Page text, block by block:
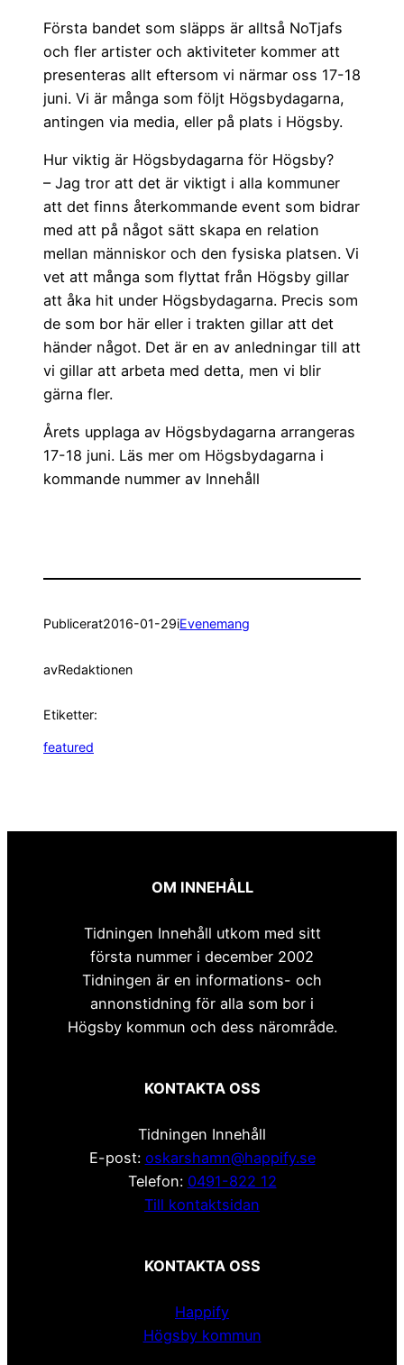
Första bandet som släpps är alltså NoTjafs
och fler artister och aktiviteter kommer att
presenteras allt eftersom vi närmar oss 17-18
juni. Vi är många som följt Högsbydagarna,
antingen via media, eller på plats i Högsby.
Hur viktig är Högsbydagarna för Högsby?
– Jag tror att det är viktigt i alla kommuner
att det finns återkommande event som bidrar
med att på något sätt skapa en relation
mellan människor och den fysiska platsen. Vi
vet att många som flyttat från Högsby gillar
att åka hit under Högsbydagarna. Precis som
de som bor här eller i trakten gillar att det
händer något. Det är en av anledningar till att
vi gillar att arbeta med detta, men vi blir
gärna fler.
Årets upplaga av Högsbydagarna arrangeras
17-18 juni. Läs mer om Högsbydagarna i
kommande nummer av Innehåll
Publicerat2016-01-29iEvenemang
avRedaktionen
Etiketter:
featured
OM INNEHÅLL
Tidningen Innehåll utkom med sitt
första nummer i december 2002
Tidningen är en informations- och
annonstidning för alla som bor i
Högsby kommun och dess närområde.
KONTAKTA OSS
Tidningen Innehåll
E-post: oskarshamn@happify.se
Telefon: 0491-822 12
Till kontaktsidan
KONTAKTA OSS
Happify
Högsby kommun